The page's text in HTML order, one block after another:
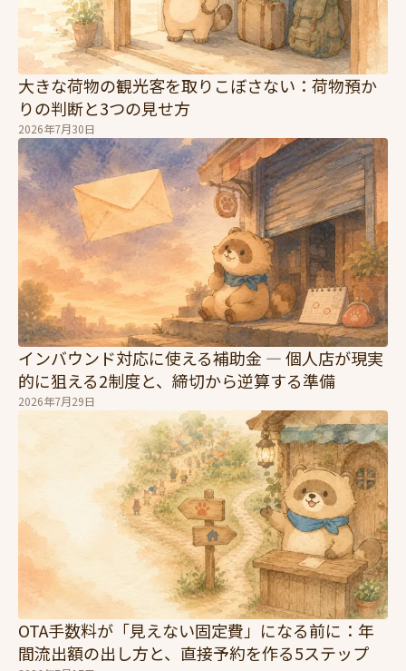
大きな荷物の観光客を取りこぼさない：荷物預か
りの判断と3つの見せ方
2026年7月30日
インバウンド対応に使える補助金 — 個人店が現実
的に狙える2制度と、締切から逆算する準備
2026年7月29日
OTA手数料が「見えない固定費」になる前に：年
間流出額の出し方と、直接予約を作る5ステップ